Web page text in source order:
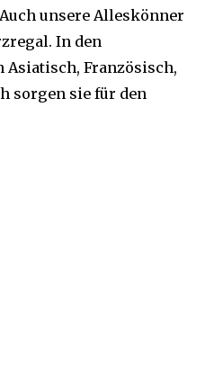
unsere Alleskönner
In den
Französisch,
sorgen sie für den